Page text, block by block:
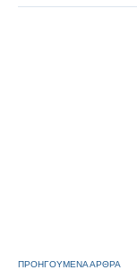
ΠΡΟΗΓΟΥΜΕΝΑ ΑΡΘΡΑ